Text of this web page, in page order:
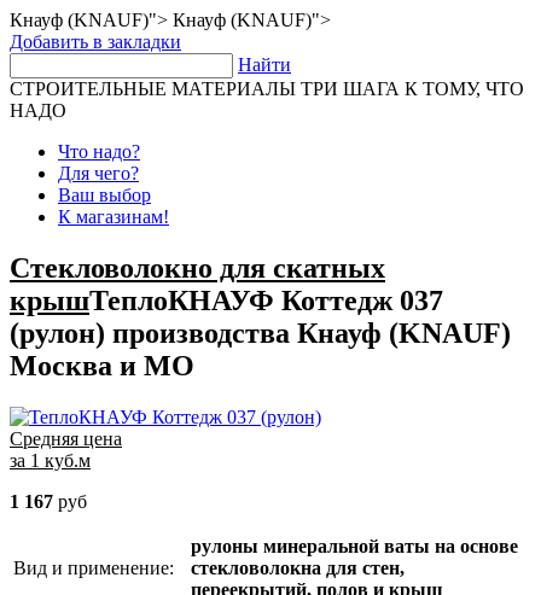
Кнауф (KNAUF)"> Кнауф (KNAUF)">
Добавить в закладки
Найти
СТРОИТЕЛЬНЫЕ МАТЕРИАЛЫ ТРИ ШАГА К ТОМУ, ЧТО
НАДО
Что надо?
Для чего?
Ваш выбор
К магазинам!
Стекловолокно для скатных
крышТеплоКНАУФ Коттедж 037
(рулон) производства Кнауф (KNAUF)
Москва и МО
Средняя цена
за 1 куб.м
1 167 руб
Вид и применение:
рулоны минеральной ваты на основе
стекловолокна для стен,
переекрытий, полов и крыш